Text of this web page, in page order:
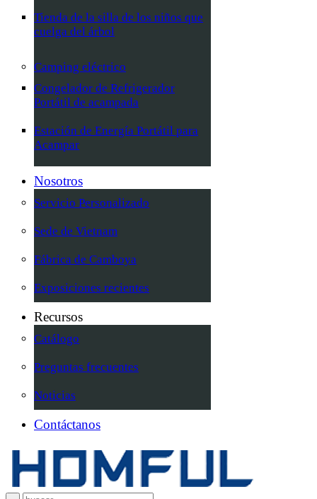
Tienda de la silla de los niños que
cuelga del árbol
Camping eléctrico
Congelador de Refrigerador
Portátil de acampada
Estación de Energía Portátil para
Acampar
Nosotros
Servicio Personalizado
Sede de Vietnam
Fábrica de Camboya
Exposiciones recientes
Recursos
Catálogo
Preguntas frecuentes
Noticias
Contáctanos